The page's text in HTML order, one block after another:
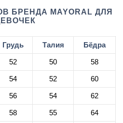
БРЕНДА MAYORAL ДЛЯ
Грудь Талия Бёдра
52 50 58
54 52 60
56 54 62
58 55 64